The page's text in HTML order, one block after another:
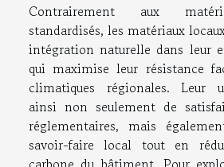
Contrairement aux
standardisés, les matériaux
intégration naturelle dans leur
qui maximise leur résistance
climatiques régionales. Leur
ainsi non seulement de
réglementaires, mais
savoir-faire local tout en